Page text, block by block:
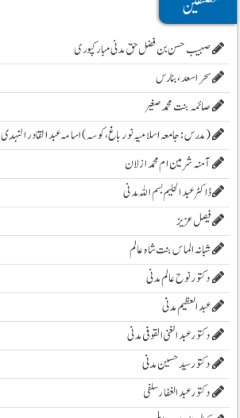
مصنفین
صہیب حسن بن فضل حق مدنی مبارکپوری
سحر اسعد ،بنارس
صائمہ بنت محمد صغیر
( مدرس :جامعہ اسلامیہ نور باغ، کوسہ )اسامہ عبد القادر النہدی
آمنہ شرمین ام محمد ازلان
ڈاکٹر عبد الحلیم بسم اللہ مدنی
فیصل عزیز
شبانہ الماس بنت شاہ عالم
دکتور نوح عالم مدنی
عبد العظیم مدنی
دکتور عبد الغنی القوفی مدنی
دکتور سید حسین مدنی
دکتور عبدالغفار سلفی